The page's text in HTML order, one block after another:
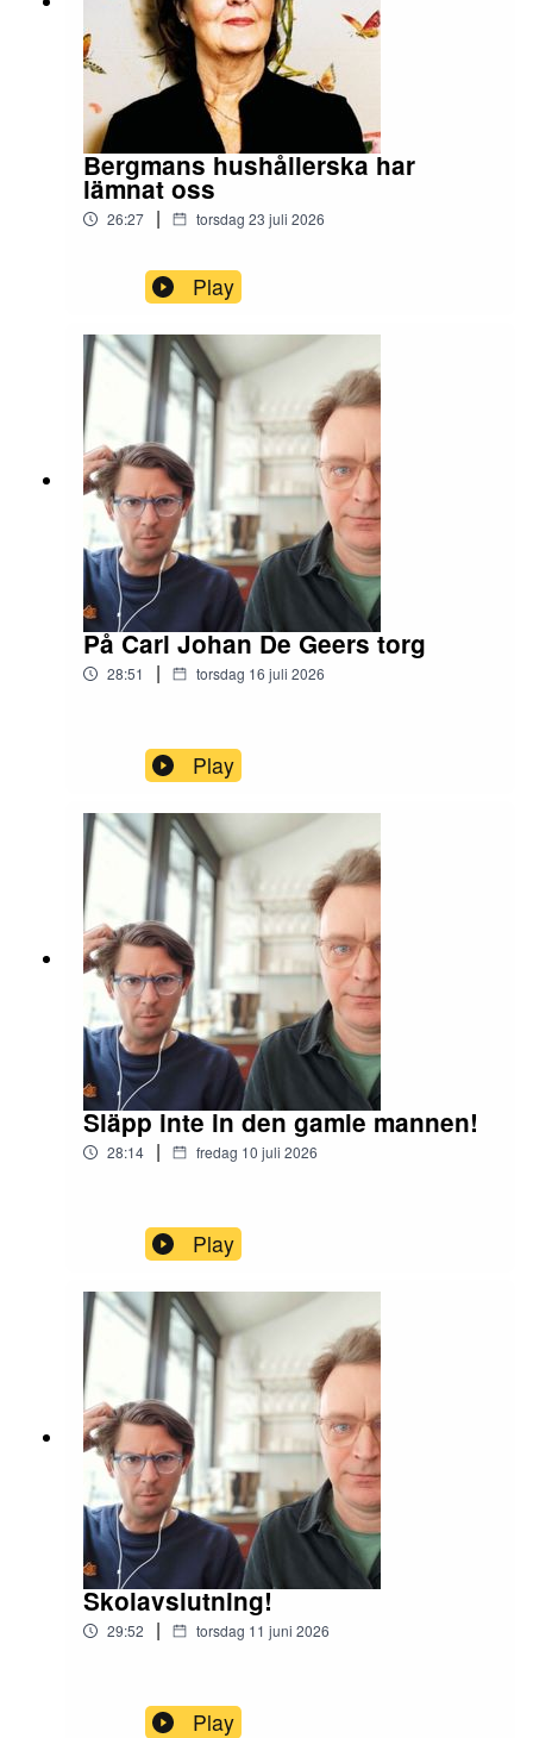
Bergmans hushållerska har
lämnat oss
26:27 | torsdag 23 juli 2026
Play
På Carl Johan De Geers torg
28:51 | torsdag 16 juli 2026
Play
Släpp inte in den gamle mannen!
28:14 | fredag 10 juli 2026
Play
Skolavslutning!
29:52 | torsdag 11 juni 2026
Play